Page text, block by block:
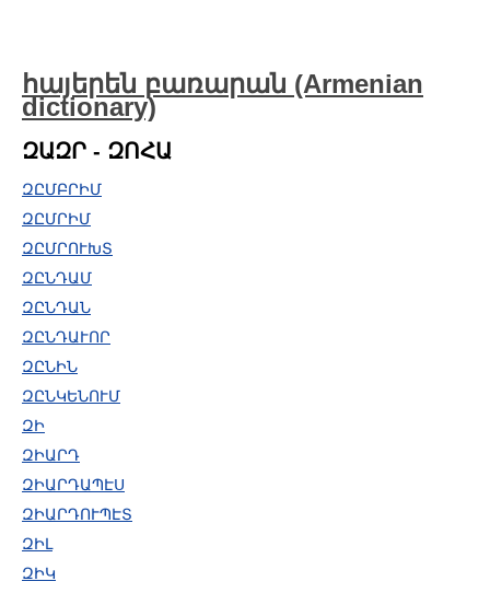
հայերեն բառարան (Armenian
dictionary)
ԶԱԶՐ - ԶՈՀԱ
ԶԸՄԲՐԻՄ
ԶԸՄՐԻՄ
ԶԸՄՐՈՒԽՏ
ԶԸՆԴԱՄ
ԶԸՆԴԱՆ
ԶԸՆԴԱՒՈՐ
ԶԸՆԻՆ
ԶԸՆԿԵՆՈՒՄ
ԶԻ
ԶԻԱՐԴ
ԶԻԱՐԴԱՊԷՍ
ԶԻԱՐԴՈՒՊԷՏ
ԶԻԼ
ԶԻԿ